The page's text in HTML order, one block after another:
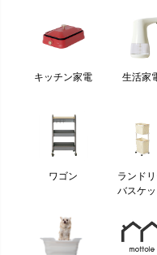
キッチン家電 生活家
ワゴン
ランド
バスケッ